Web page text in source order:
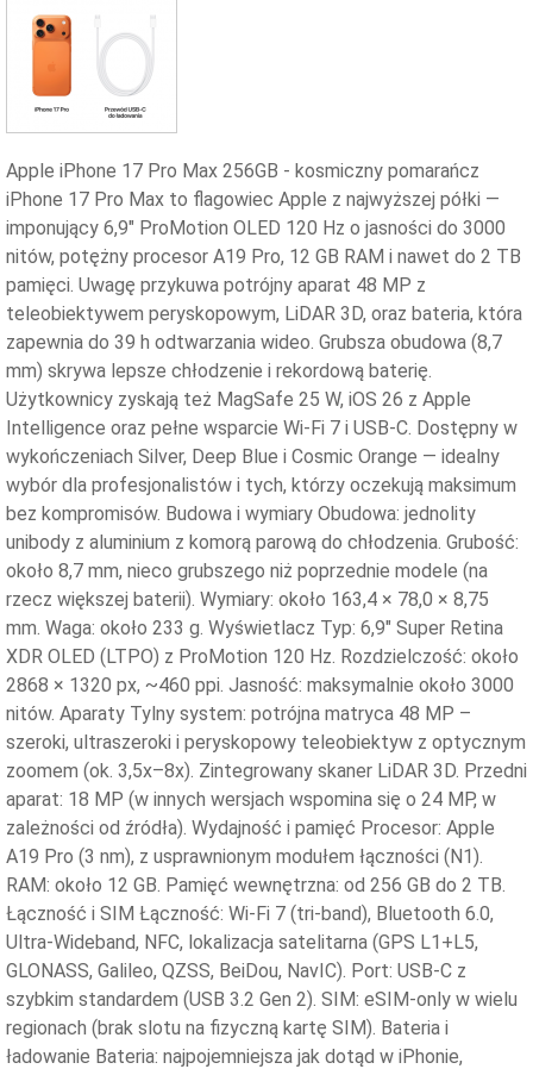
Apple iPhone 17 Pro Max 256GB - kosmiczny pomarańcz
iPhone 17 Pro Max to flagowiec Apple z najwyższej półki —
imponujący 6,9″ ProMotion OLED 120 Hz o jasności do 3000
nitów, potężny procesor A19 Pro, 12 GB RAM i nawet do 2 TB
pamięci. Uwagę przykuwa potrójny aparat 48 MP z
teleobiektywem peryskopowym, LiDAR 3D, oraz bateria, która
zapewnia do 39 h odtwarzania wideo. Grubsza obudowa (8,7
mm) skrywa lepsze chłodzenie i rekordową baterię.
Użytkownicy zyskają też MagSafe 25 W, iOS 26 z Apple
Intelligence oraz pełne wsparcie Wi-Fi 7 i USB-C. Dostępny w
wykończeniach Silver, Deep Blue i Cosmic Orange — idealny
wybór dla profesjonalistów i tych, którzy oczekują maksimum
bez kompromisów. Budowa i wymiary Obudowa: jednolity
unibody z aluminium z komorą parową do chłodzenia. Grubość:
około 8,7 mm, nieco grubszego niż poprzednie modele (na
rzecz większej baterii). Wymiary: około 163,4 × 78,0 × 8,75
mm. Waga: około 233 g. Wyświetlacz Typ: 6,9″ Super Retina
XDR OLED (LTPO) z ProMotion 120 Hz. Rozdzielczość: około
2868 × 1320 px, ~460 ppi. Jasność: maksymalnie około 3000
nitów. Aparaty Tylny system: potrójna matryca 48 MP –
szeroki, ultraszeroki i peryskopowy teleobiektyw z optycznym
zoomem (ok. 3,5x–8x). Zintegrowany skaner LiDAR 3D. Przedni
aparat: 18 MP (w innych wersjach wspomina się o 24 MP, w
zależności od źródła). Wydajność i pamięć Procesor: Apple
A19 Pro (3 nm), z usprawnionym modułem łączności (N1).
RAM: około 12 GB. Pamięć wewnętrzna: od 256 GB do 2 TB.
Łączność i SIM Łączność: Wi-Fi 7 (tri-band), Bluetooth 6.0,
Ultra-Wideband, NFC, lokalizacja satelitarna (GPS L1+L5,
GLONASS, Galileo, QZSS, BeiDou, NavIC). Port: USB-C z
szybkim standardem (USB 3.2 Gen 2). SIM: eSIM-only w wielu
regionach (brak slotu na fizyczną kartę SIM). Bateria i
ładowanie Bateria: najpojemniejsza jak dotąd w iPhonie,